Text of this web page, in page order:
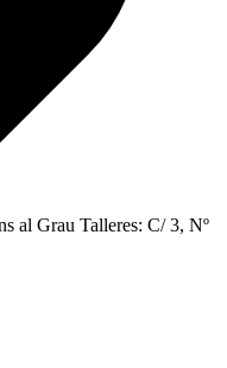
al Grau Talleres: C/ 3, Nº